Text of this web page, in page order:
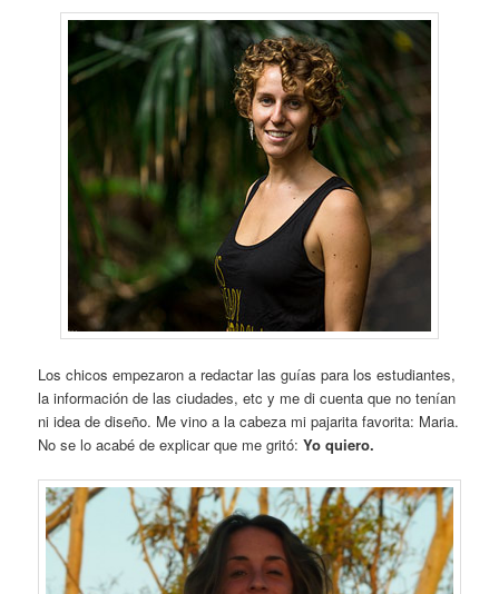
Los chicos empezaron a redactar las guías para los estudiantes,
la información de las ciudades, etc y me di cuenta que no tenían
ni idea de diseño. Me vino a la cabeza mi pajarita favorita: Maria.
No se lo acabé de explicar que me gritó:Yo quiero.